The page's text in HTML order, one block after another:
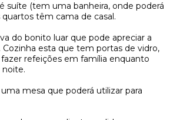
suíte (tem uma banheira, onde poderá
quartos têm cama de casal.
do bonito luar que pode apreciar a
Cozinha esta que tem portas de vidro,
refeições em família enquanto
noite.
mesa que poderá utilizar para